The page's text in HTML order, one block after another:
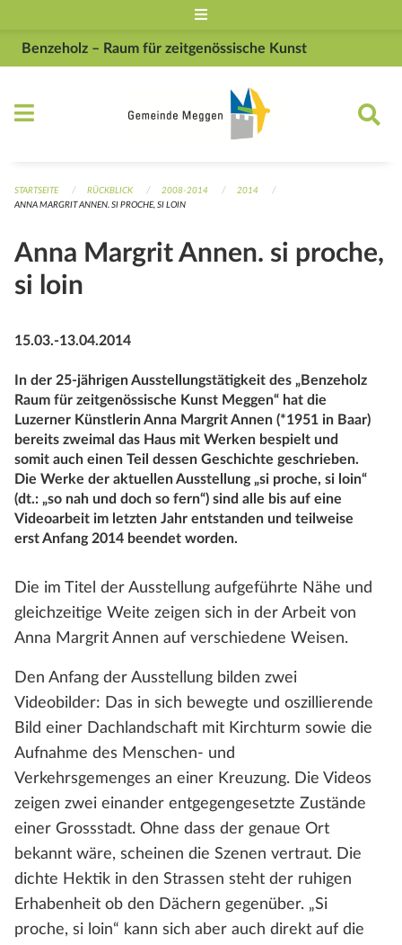
Benzeholz – Raum für zeitgenössische Kunst
STARTSEITE RÜCKBLICK 2008-2014
2014
ANNA MARGRIT ANNEN. SI PROCHE, SI LOIN
Anna Margrit Annen. si proche,
si loin
15.03.-13.04.2014
In der 25-jährigen Ausstellungstätigkeit des „Benzeholz
Raum für zeitgenössische Kunst Meggen“ hat die
Luzerner Künstlerin Anna Margrit Annen (*1951 in Baar)
bereits zweimal das Haus mit Werken bespielt und
somit auch einen Teil dessen Geschichte geschrieben.
Die Werke der aktuellen Ausstellung „si proche, si loin“
(dt.: „so nah und doch so fern“) sind alle bis auf eine
Videoarbeit im letzten Jahr entstanden und teilweise
erst Anfang 2014 beendet worden.
Die im Titel der Ausstellung aufgeführte Nähe und
gleichzeitige Weite zeigen sich in der Arbeit von
Anna Margrit Annen auf verschiedene Weisen.
Den Anfang der Ausstellung bilden zwei
Videobilder: Das in sich bewegte und oszillierende
Bild einer Dachlandschaft mit Kirchturm sowie die
Aufnahme des Menschen- und
Verkehrsgemenges an einer Kreuzung. Die Videos
zeigen zwei einander entgegengesetzte Zustände
einer Grossstadt. Ohne dass der genaue Ort
bekannt wäre, scheinen die Szenen vertraut. Die
dichte Hektik in den Strassen steht der ruhigen
Erhabenheit ob den Dächern gegenüber. „Si
proche, si loin“ kann sich aber auch direkt auf die